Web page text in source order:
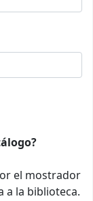
el mostrador
a la biblioteca.